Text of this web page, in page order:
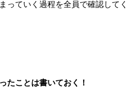
まっていく過程を全員で確認してく
たことは書いておく！